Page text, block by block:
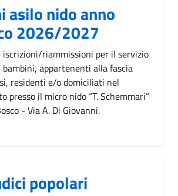
asilo nido anno
2026/2027
iscrizioni/riammissioni per il servizio
appartenenti alla fascia
residenti e/o domiciliati nel
presso il micro nido “T. Schemmari”
- Via A. Di Giovanni.
popolari